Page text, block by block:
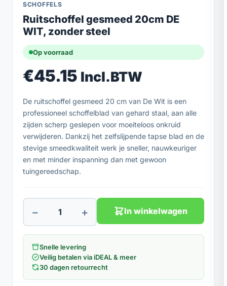
SCHOFFELS
Ruitschoffel gesmeed 20cm DE
WIT, zonder steel
Op voorraad
€45.15 Incl.BTW
De ruitschoffel gesmeed 20 cm van De Wit is een
professioneel schoffelblad van gehard staal, aan alle
zijden scherp geslepen voor moeiteloos onkruid
verwijderen. Dankzij het zelfslijpende tapse blad en de
stevige smeedkwaliteit werk je sneller, nauwkeuriger
en met minder inspanning dan met gewoon
tuingereedschap.
− + In winkelwagen
Snelle levering
Veilig betalen via iDEAL & meer
30 dagen retourrecht